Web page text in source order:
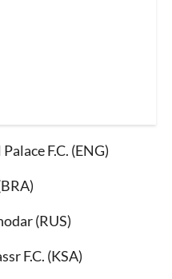
F.C. (ENG)
(RUS)
F.C. (KSA)